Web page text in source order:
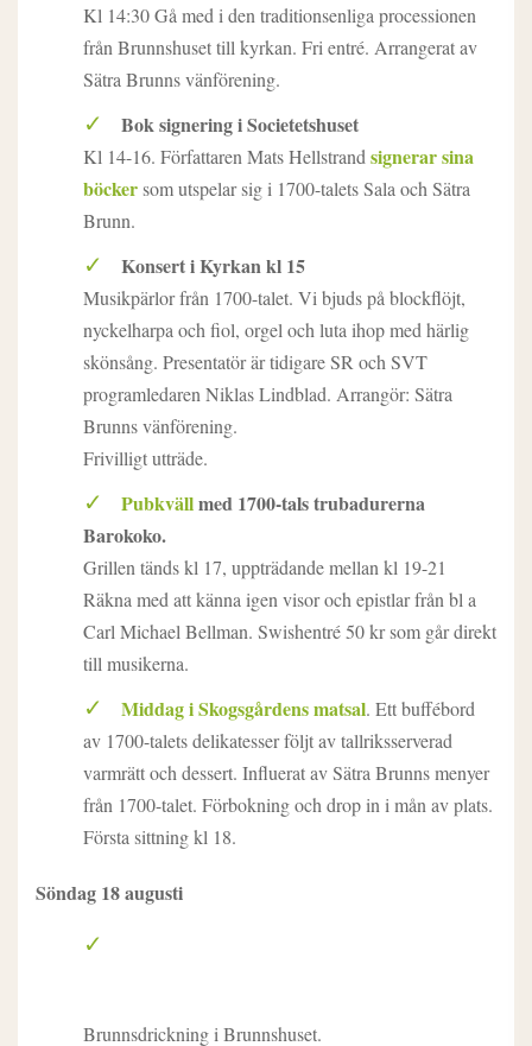
Kl 14:30 Gå med i den traditionsenliga processionen
från Brunnshuset till kyrkan. Fri entré. Arrangerat av
Sätra Brunns vänförening.
Bok signering i Societetshuset
Kl 14-16. Författaren Mats Hellstrand signerar sina
böckersom utspelar sig i 1700-talets Sala och Sätra
Brunn.
Konsert i Kyrkan kl 15
Musikpärlor från 1700-talet. Vi bjuds på blockflöjt,
nyckelharpa och fiol, orgel och luta ihop med härlig
skönsång. Presentatör är tidigare SR och SVT
programledaren Niklas Lindblad. Arrangör: Sätra
Brunns vänförening.
Frivilligt utträde.
Pubkvällmed 1700-tals trubadurerna
Barokoko.
Grillen tänds kl 17, uppträdande mellan kl 19-21
Räkna med att känna igen visor och epistlar från bl a
Carl Michael Bellman. Swishentré 50 kr som går direkt
till musikerna.
Middag i Skogsgårdens matsal. Ett buffébord
av 1700-talets delikatesser följt av tallriksserverad
varmrätt och dessert. Influerat av Sätra Brunns menyer
från 1700-talet. Förbokning och drop in i mån av plats.
Första sittning kl 18.
Söndag 18 augusti
Brunnsdrickning i Brunnshuset.